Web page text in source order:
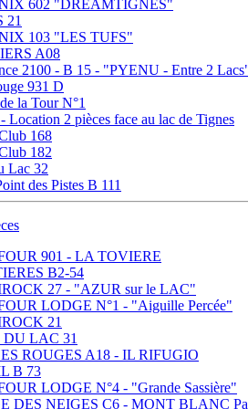
602 "DREAMTIGNES"
21
103 "LES TUFS"
A08
2100 - B 15 - "PYENU - Entre 2
931 D
la Tour N°1
Location 2 pièces face au lac de Tignes
168
182
Lac 32
des Pistes B 111
901 - LA TOVIERE
B2-54
27 - "AZUR sur le LAC"
LODGE N°1 - "Aiguille Percée"
21
LAC 31
ROUGES A18 - IL RIFUGIO
B 73
LODGE N°4 - "Grande Sassière"
DES NEIGES C6 - MONT BLANC